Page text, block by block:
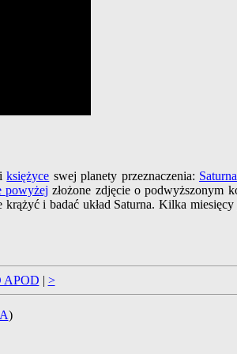
księżyce swej planety przeznaczenia: Saturna
powyżej złożone zdjęcie o podwyższonym
krążyć i badać układ Saturna. Kilka
APOD | >
)